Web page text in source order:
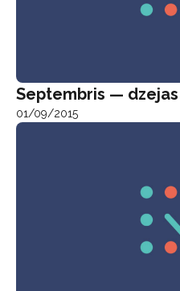
Septembris —
01/09/2015